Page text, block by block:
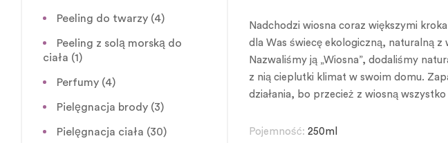
Nadchodzi wiosna coraz większymi
dla Was świecę ekologiczną, naturalną z
Nazwaliśmy ją „Wiosna”, dodaliśmy
z nią cieplutki klimat w swoim domu.
działania, bo przecież z wiosną
Pojemność: 250ml
Peeling do twarzy (4)
Peeling z solą morską do
ciała (1)
Perfumy (4)
Pielęgnacja brody (3)
Pielęgnacja ciała (30)